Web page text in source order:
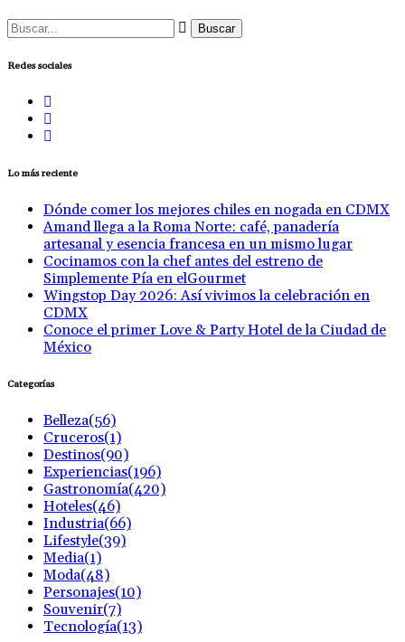
Buscar:
Redes sociales
Lo más reciente
Dónde comer los mejores chiles en nogada en CDMX
Amand llega a la Roma Norte: café, panadería
artesanal y esencia francesa en un mismo lugar
Cocinamos con la chef antes del estreno de
Simplemente Pía en elGourmet
Wingstop Day 2026: Así vivimos la celebración en
CDMX
Conoce el primer Love & Party Hotel de la Ciudad de
México
Categorías
Belleza(56)
Cruceros(1)
Destinos(90)
Experiencias(196)
Gastronomía(420)
Hoteles(46)
Industria(66)
Lifestyle(39)
Media(1)
Moda(48)
Personajes(10)
Souvenir(7)
Tecnología(13)